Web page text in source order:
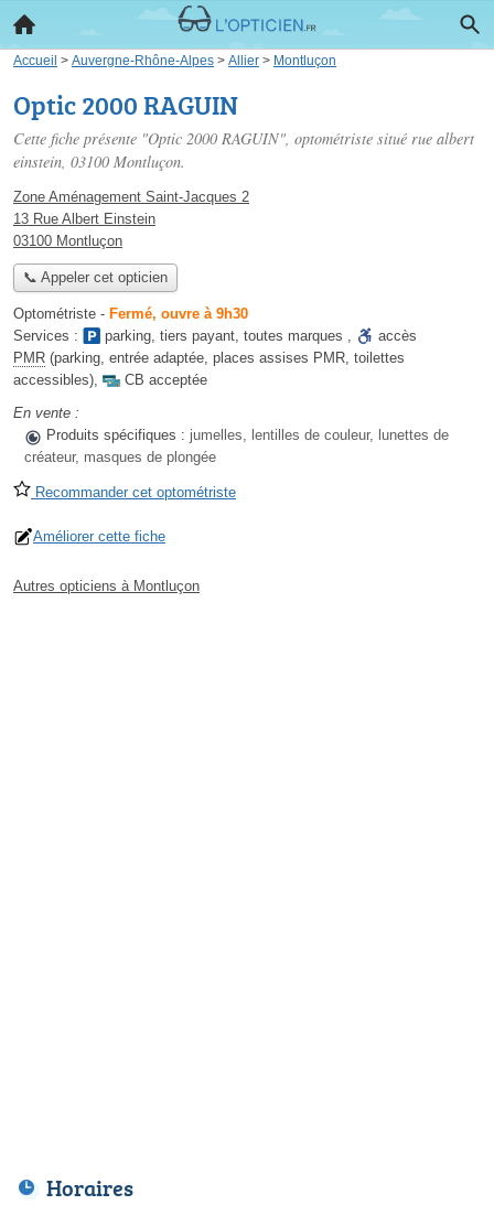
Accueil > Auvergne-Rhône-Alpes > Allier > Montluçon
Optic 2000 RAGUIN
Cette fiche présente "Optic 2000 RAGUIN", optométriste situé rue albert
einstein, 03100 Montluçon.
Zone Aménagement Saint-Jacques 2
13 Rue Albert Einstein
03100 Montluçon
📞 Appeler cet opticien
Optométriste - Fermé, ouvre à 9h30
Services :
parking, tiers payant, toutes marques ,
accès
PMR (parking, entrée adaptée, places assises PMR, toilettes
accessibles),
CB acceptée
En vente :
Produits spécifiques : jumelles, lentilles de couleur, lunettes de
créateur, masques de plongée
Recommander cet optométriste
Améliorer cette fiche
Autres opticiens à Montluçon
Horaires